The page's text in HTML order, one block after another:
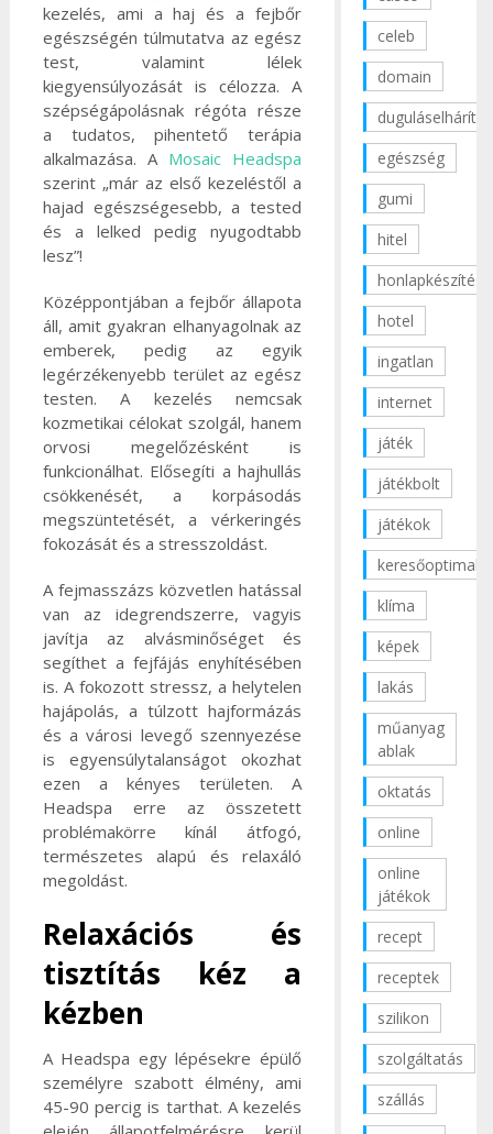
kezelés, ami a haj és a fejbőr
egészségén túlmutatva az egész
test, valamint lélek
kiegyensúlyozását is célozza. A
szépségápolásnak régóta része
a tudatos, pihentető terápia
alkalmazása. A Mosaic Headspa
szerint „már az első kezeléstől a
hajad egészségesebb, a tested
és a lelked pedig nyugodtabb
lesz”!
Középpontjában a fejbőr állapota
áll, amit gyakran elhanyagolnak az
emberek, pedig az egyik
legérzékenyebb terület az egész
testen. A kezelés nemcsak
kozmetikai célokat szolgál, hanem
orvosi megelőzésként is
funkcionálhat. Elősegíti a hajhullás
csökkenését, a korpásodás
megszüntetését, a vérkeringés
fokozását és a stresszoldást.
A fejmasszázs közvetlen hatással
van az idegrendszerre, vagyis
javítja az alvásminőséget és
segíthet a fejfájás enyhítésében
is. A fokozott stressz, a helytelen
hajápolás, a túlzott hajformázás
és a városi levegő szennyezése
is egyensúlytalanságot okozhat
ezen a kényes területen. A
Headspa erre az összetett
problémakörre kínál átfogó,
természetes alapú és relaxáló
megoldást.
Relaxációs és
tisztítás kéz a
kézben
A Headspa egy lépésekre épülő
személyre szabott élmény, ami
45-90 percig is tarthat. A kezelés
celeb
domain
duguláselhárítás
egészség
gumi
hitel
honlapkészítés
hotel
ingatlan
internet
játék
játékbolt
játékok
klíma
képek
lakás
műanyag
ablak
oktatás
online
online
játékok
recept
receptek
szilikon
szolgáltatás
szállás